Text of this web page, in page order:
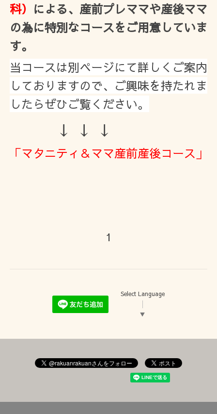
科） による、産前プレママや産後ママ
の為に特別なコースをご用意していま
す。
当コースは別ページにて詳しくご案内
しておりますので、ご興味を持たれま
したらぜひご覧ください。
↓ ↓ ↓
「マタニティ＆ママ産前産後コース」
1
Select Language
▼